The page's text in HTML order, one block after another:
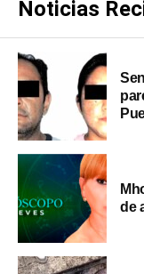
Noticias
de